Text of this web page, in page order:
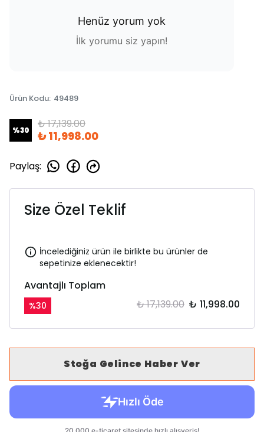
Henüz yorum yok
İlk yorumu siz yapın!
Ürün Kodu: 49489
%30 ₺ 17,139.00
₺ 11,998.00
Paylaş:
Size Özel Teklif
İncelediğiniz ürün ile birlikte bu ürünler de
sepetinize eklenecektir!
Avantajlı Toplam
%30 ₺ 17,139.00 ₺ 11,998.00
Stoğa Gelince Haber Ver